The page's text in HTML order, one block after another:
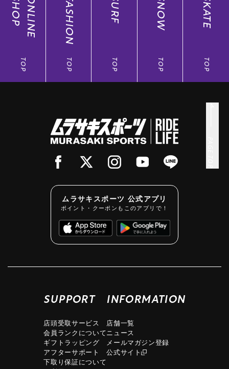
ONLINE
SHOP
TOP
FASHION
TOP
SURF
TOP
SNOW
TOP
SKATE
TOP
ムラサキスポーツ 公式アプリ
ポイント・クーポンもこのアプリで！
SUPPORT
店頭受取サービス
会員ランクについて
ギフトラッピング
アフターサポート
下取り保証について
INFORMATION
店舗一覧
ニュース
メールマガジン登録
公式サイト